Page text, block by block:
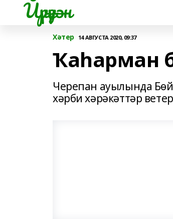
Йүрүҙән
Хәтер 14 АВГУСТА 2020, 09:37
Ҡаһарман
Черепан ауылында
хәрби хәрәкәттәр